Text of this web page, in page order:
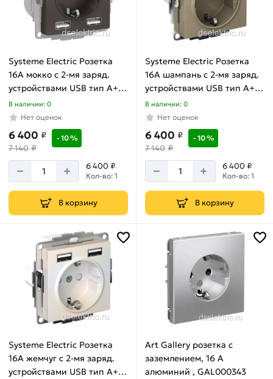
дрелей
и
перфораторов
по
акции:
1
Systeme Electric Розетка
16A мокко с 2-мя заряд.
устройствами USB тип A+A
5В/2.4А 2х5В/1.2А механизм
AtlasDesign ATN000630
В наличии: 0
Нет оценок
6 400 ₽
7 140 ₽
- 10 %
6 400 ₽
Кол-во: 1
В корзину
Systeme Electric Розетка
16A шампань с 2-мя заряд.
устройствами USB тип A+A
5В/2.4А 2х5В/1.2А механизм
AtlasDesign ATN000530
В наличии: 0
Нет оценок
6 400 ₽
7 140 ₽
- 10 %
6 400 ₽
Кол-во: 1
В корзину
Systeme Electric Розетка
16A жемчуг с 2-мя заряд.
устройствами USB тип A+A
Art Gallery розетка с
заземлением, 16 А
алюминий , GAL000343